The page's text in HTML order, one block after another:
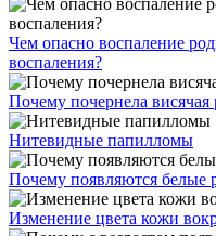
Чем опасно воспаление
воспаления?
Почему почернела висячая
Нитевидные папилломы
Почему появляются белые
Изменение цвета кожи